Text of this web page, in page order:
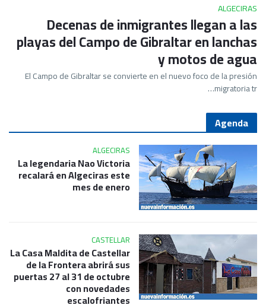
ALGECIRAS
Decenas de inmigrantes llegan a las
playas del Campo de Gibraltar en lanchas
y motos de agua
El Campo de Gibraltar se convierte en el nuevo foco de la presión
migratoria tr…
Agenda
ALGECIRAS
La legendaria Nao Victoria
recalará en Algeciras este
mes de enero
CASTELLAR
La Casa Maldita de Castellar
de la Frontera abrirá sus
puertas 27 al 31 de octubre
con novedades
escalofriantes